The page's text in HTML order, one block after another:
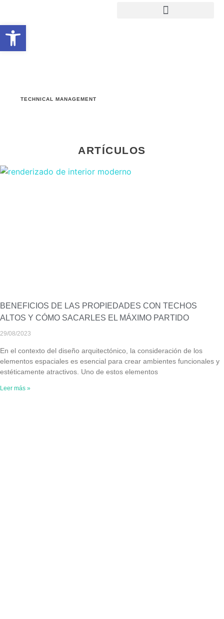
TECHNICAL MANAGEMENT
ARTÍCULOS
BENEFICIOS DE LAS PROPIEDADES CON TECHOS
ALTOS Y CÓMO SACARLES EL MÁXIMO PARTIDO
29/08/2023
En el contexto del diseño arquitectónico, la consideración de los
elementos espaciales es esencial para crear ambientes funcionales y
estéticamente atractivos. Uno de estos elementos
Leer más »
Abrir barra de herramientas